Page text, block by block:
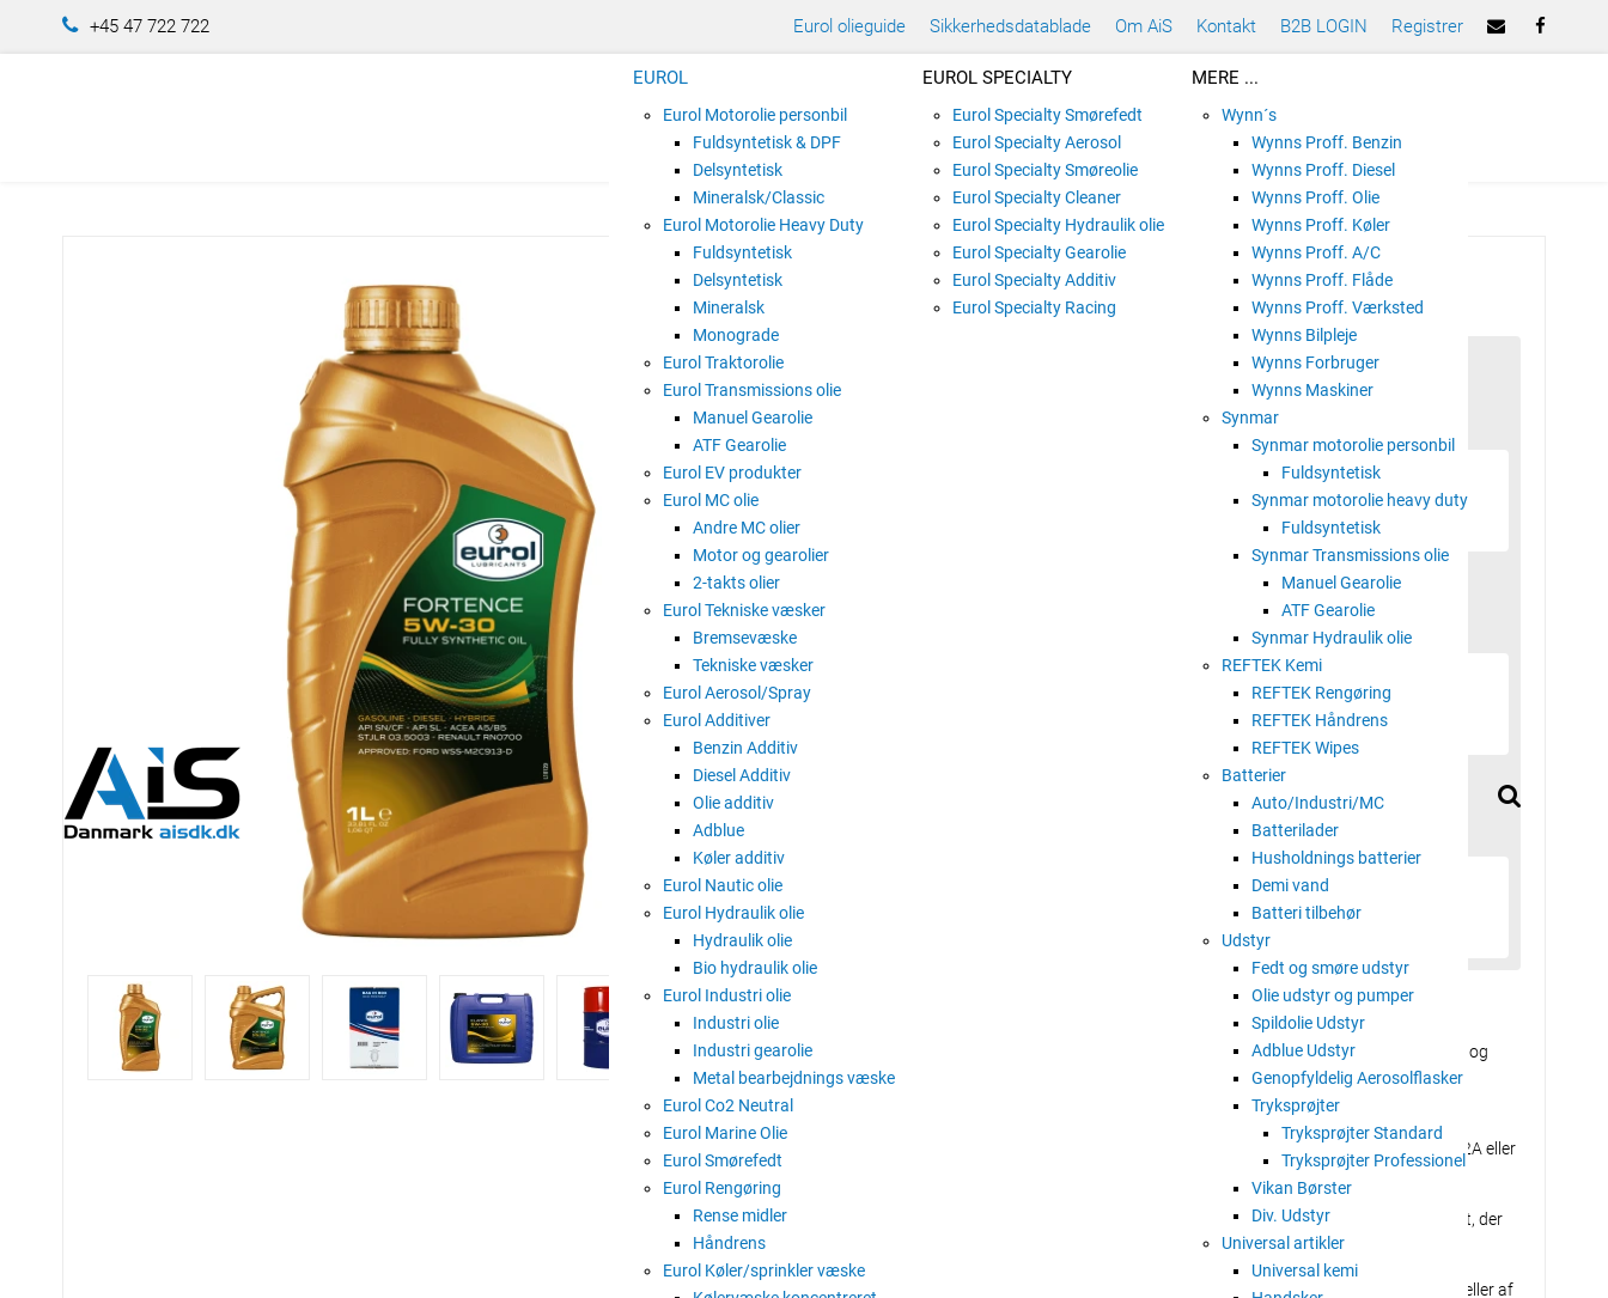
+45 47 722 722 Eurol olieguide Sikkerhedsdatablade Om AiS Kontakt B2B LOGIN Registrer
EUROL
Eurol Motorolie personbil
Fuldsyntetisk & DPF
Delsyntetisk
Mineralsk/Classic
Eurol Motorolie Heavy Duty
Fuldsyntetisk
Delsyntetisk
Mineralsk
Monograde
Eurol Traktorolie
Eurol Transmissions olie
Manuel Gearolie
ATF Gearolie
Eurol EV produkter
Eurol MC olie
Andre MC olier
Motor og gearolier
2-takts olier
Eurol Tekniske væsker
Bremsevæske
Tekniske væsker
Eurol Aerosol/Spray
Eurol Additiver
Benzin Additiv
Diesel Additiv
Olie additiv
Adblue
Køler additiv
Eurol Nautic olie
Eurol Hydraulik olie
Hydraulik olie
Bio hydraulik olie
Eurol Industri olie
Industri olie
Industri gearolie
Metal bearbejdnings væske
Eurol Co2 Neutral
Eurol Marine Olie
Eurol Smørefedt
Eurol Rengøring
Rense midler
Håndrens
Eurol Køler/sprinkler væske
EUROL SPECIALTY
Eurol Specialty Smørefedt
Eurol Specialty Aerosol
Eurol Specialty Smøreolie
Eurol Specialty Cleaner
Eurol Specialty Hydraulik olie
Eurol Specialty Gearolie
Eurol Specialty Additiv
Eurol Specialty Racing
MERE ...
Wynn´s
Wynns Proff. Benzin
Wynns Proff. Diesel
Wynns Proff. Olie
Wynns Proff. Køler
Wynns Proff. A/C
Wynns Proff. Flåde
Wynns Proff. Værksted
Wynns Bilpleje
Wynns Forbruger
Wynns Maskiner
Synmar
Synmar motorolie personbil
Fuldsyntetisk
Synmar motorolie heavy duty
Fuldsyntetisk
Synmar Transmissions olie
Manuel Gearolie
ATF Gearolie
Synmar Hydraulik olie
REFTEK Kemi
REFTEK Rengøring
REFTEK Håndrens
REFTEK Wipes
Batterier
Auto/Industri/MC
Batterilader
Husholdnings batterier
Demi vand
Batteri tilbehør
Udstyr
Fedt og smøre udstyr
Olie udstyr og pumper
Spildolie Udstyr
Adblue Udstyr
Genopfyldelig Aerosolflasker
Tryksprøjter
Tryksprøjter Standard
Tryksprøjter Professionel
Vikan Børster
Div. Udstyr
Universal artikler
Universal kemi
EUROL FORTENCE 5W-30
E100065
Fuldsyntetisk motorolie Long life motorolie til Ford og Jaguar
Eurol Fortence 5W-30 er en helsyntetisk brændstoføkonomisk motorolie til benzin-, LPG- og
dieselmotorer i de fleste Ford-personbiler og lette erhvervskøretøjer fra 2012 samt nogle
Eurol Fortence 5W- 30 kan også bruges til alle tidligere modeller, som Ford WSS-M2C-912A eller
Eurol Fortence 5W-30 etablerer en meget stabil smørefilm inden for kort tid ved kold start, der
tilbyder en ekstremt høj oxidationsstabilitet og slidbeskyttelse.
Eurol Fortence 5W-30 tillader lange serviceintervaller (op til 30.000 km) til de nyeste modeller af